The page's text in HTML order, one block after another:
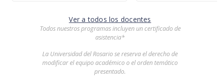
Ver a todos los docentes
Todos nuestros programas incluyen un certificado de
asistencia*
La Universidad del Rosario se reserva el derecho de
modificar el equipo académico o el orden temático
presentado.